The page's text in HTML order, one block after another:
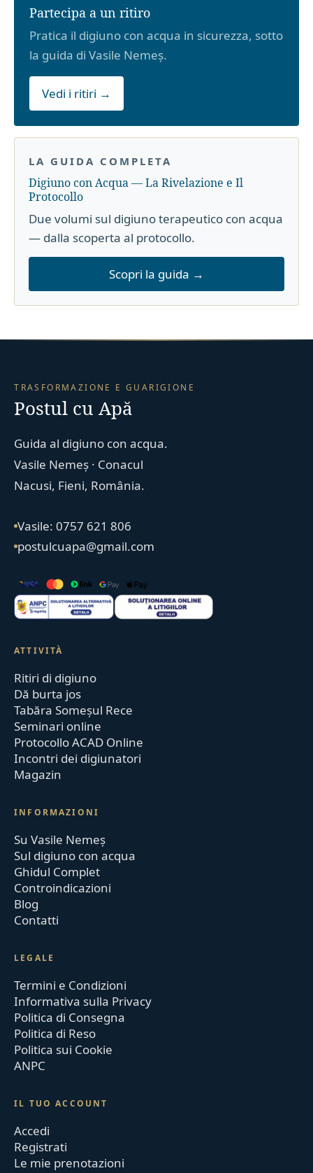
Partecipa a un ritiro
Pratica il digiuno con acqua in sicurezza, sotto
la guida di Vasile Nemeș.
Vedi i ritiri →
LA GUIDA COMPLETA
Digiuno con Acqua — La Rivelazione e Il
Protocollo
Due volumi sul digiuno terapeutico con acqua
— dalla scoperta al protocollo.
Scopri la guida →
TRASFORMAZIONE E GUARIGIONE
Postul cu Apă
Guida al digiuno con acqua.
Vasile Nemeș · Conacul
Nacusi, Fieni, România.
Vasile: 0757 621 806
postulcuapa@gmail.com
ATTIVITÀ
Ritiri di digiuno
Dă burta jos
Tabăra Someșul Rece
Seminari online
Protocollo ACAD Online
Incontri dei digiunatori
Magazin
INFORMAZIONI
Su Vasile Nemeș
Sul digiuno con acqua
Ghidul Complet
Controindicazioni
Blog
Contatti
LEGALE
Termini e Condizioni
Informativa sulla Privacy
Politica di Consegna
Politica di Reso
Politica sui Cookie
ANPC
IL TUO ACCOUNT
Accedi
Registrati
Le mie prenotazioni